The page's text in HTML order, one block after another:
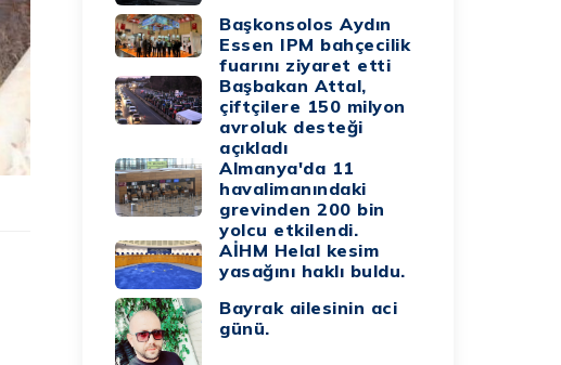
Başkonsolos Aydın
Essen IPM bahçecilik
fuarını ziyaret etti
Başbakan Attal,
çiftçilere 150 milyon
avroluk desteği
açıkladı
Almanya'da 11
havalimanındaki
grevinden 200 bin
yolcu etkilendi.
AİHM Helal kesim
yasağını haklı buldu.
Bayrak ailesinin aci
günü.